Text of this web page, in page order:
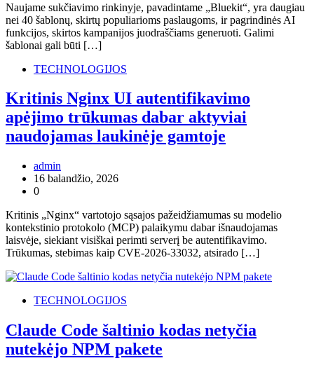
Naujame sukčiavimo rinkinyje, pavadintame „Bluekit“, yra daugiau
nei 40 šablonų, skirtų populiarioms paslaugoms, ir pagrindinės AI
funkcijos, skirtos kampanijos juodraščiams generuoti. Galimi
šablonai gali būti […]
TECHNOLOGIJOS
Kritinis Nginx UI autentifikavimo
apėjimo trūkumas dabar aktyviai
naudojamas laukinėje gamtoje
admin
16 balandžio, 2026
0
Kritinis „Nginx“ vartotojo sąsajos pažeidžiamumas su modelio
kontekstinio protokolo (MCP) palaikymu dabar išnaudojamas
laisvėje, siekiant visiškai perimti serverį be autentifikavimo.
Trūkumas, stebimas kaip CVE-2026-33032, atsirado […]
TECHNOLOGIJOS
Claude Code šaltinio kodas netyčia
nutekėjo NPM pakete